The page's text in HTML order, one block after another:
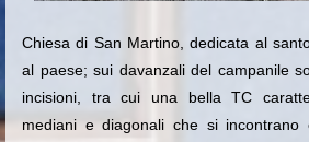
Chiesa di San Martino, dedicata al
al paese; sui davanzali del campanile
incisioni, tra cui una bella TC
mediani e diagonali che si incontrano